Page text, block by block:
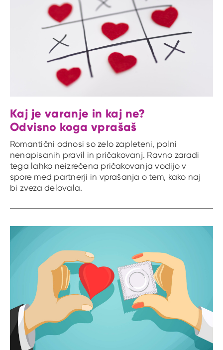
Kaj je varanje in kaj ne?
Odvisno koga vprašaš
Romantični odnosi so zelo zapleteni, polni
nenapisanih pravil in pričakovanj. Ravno zaradi
tega lahko neizrečena pričakovanja vodijo v
spore med partnerji in vprašanja o tem, kako naj
bi zveza delovala.